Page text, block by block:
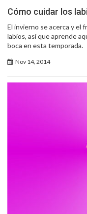
Cómo cuidar los
El invierno se acerca y el
labios, así que aprende
boca en esta temporada.
Nov 14, 2014